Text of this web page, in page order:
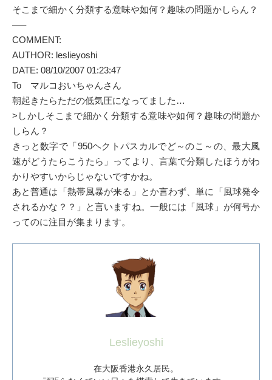
そこまで細かく分類する意味や如何？趣味の問題かしらん？
—–
COMMENT:
AUTHOR: leslieyoshi
DATE: 08/10/2007 01:23:47
To マルコおいちゃんさん
朝起きたらただの低気圧になってました…
>しかしそこまで細かく分類する意味や如何？趣味の問題か
しらん？
きっと数字で「950ヘクトパスカルでど～のこ～の、最大風
速がどうたらこうたら」ってより、言葉で分類したほうがわ
かりやすいからじゃないですかね。
あと普通は「熱帯風暴が来る」とか言わず、単に「風球発令
されるかな？？」と言いますね。一般には「風球」が何号か
ってのに注目が集まります。
Leslieyoshi
在大阪香港永久居民。